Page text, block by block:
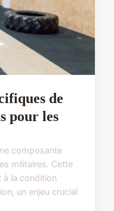
de
pour les
composante
militaires. Cette
à la condition
un enjeu crucial